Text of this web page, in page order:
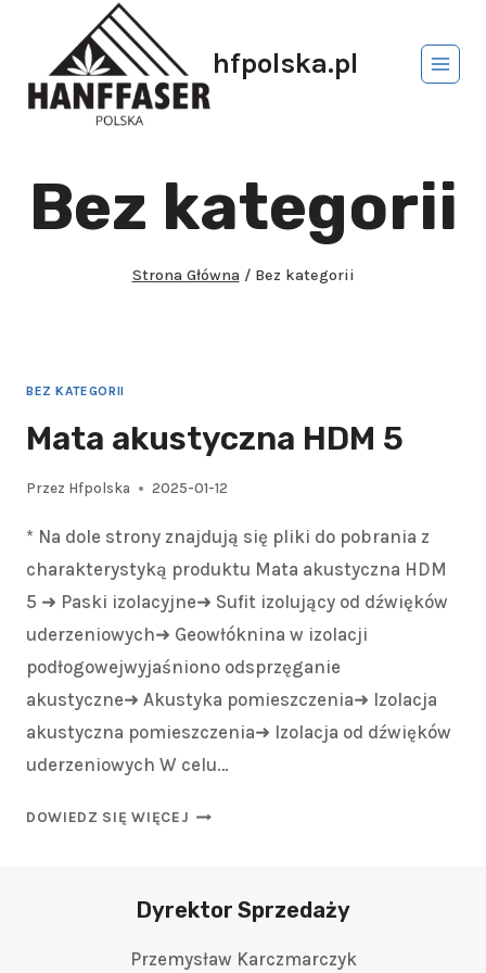
hfpolska.pl
Bez kategorii
Strona Główna / Bez kategorii
BEZ KATEGORII
Mata akustyczna HDM 5
Przez Hfpolska 2025-01-12
* Na dole strony znajdują się pliki do pobrania z
charakterystyką produktu Mata akustyczna HDM
5 ➜ Paski izolacyjne➜ Sufit izolujący od dźwięków
uderzeniowych➜ Geowłóknina w izolacji
podłogowejwyjaśniono odsprzęganie
akustyczne➜ Akustyka pomieszczenia➜ Izolacja
akustyczna pomieszczenia➜ Izolacja od dźwięków
uderzeniowych W celu…
DOWIEDZ SIĘ WIĘCEJ
Dyrektor Sprzedaży
Przemysław Karczmarczyk